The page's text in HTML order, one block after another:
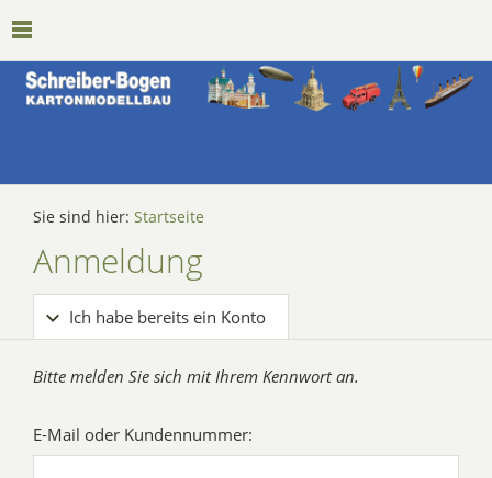
Sie sind hier: Startseite
Anmeldung
Ich habe bereits ein Konto
Bitte melden Sie sich mit Ihrem Kennwort an.
E-Mail oder Kundennummer: